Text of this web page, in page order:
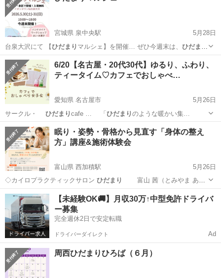
宮城県 泉中央駅
5月28日
台泉大沢にて 【ひだまり マルシェ】を開催… ぜひ今週末は、 ひだまり
のような温かい空… ます🍀 ⁡ 🎪ひだまりマルシェ（旧：＊… 丁目5-1
ひだまりマルシェ #イオ…
宮城 仙台市 泉中央駅 その他 ひだまり
6/20【名古屋・20代30代】ゆるり、ふわり、
ティータイム♡カフェでおしゃべ…
愛知県 名古屋市
5月26日
サークル・ ひだまり cafe … 「ひだまりのような暖かい集…
愛知 名古屋市 その他
眠り・姿勢・骨格から見直す「身体の整え
方」講座&施術体験会
富山県 西加積駅
5月26日
◇カイロプラクティックサロン ひだまり
富山 茜（とみやま あか
ね）…
富山 滑川市 西加積駅 セミナー 骨格
【未経験OK🚚】月収30万↑中型免許ドライバ
ー募集
完全週休2日で安定転職
ドライバーダイレクト Ad
周西ひだまりひろば（６月）